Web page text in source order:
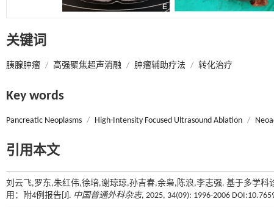
关键词
胰腺肿瘤 / 高强聚焦超声消融 / 肿瘤辅助疗法 / 转化治疗
Key words
Pancreatic Neoplasms / High-Intensity Focused Ultrasound Ablation /
引用本文
刘云飞,罗东,朱红伟,徐培,谢琼琼,孙吉春,余枭,陈浪,李志强. 基于多学
用：附4例报告[J]. 中国普通外科杂志, 2025, 34(09): 1996-2006